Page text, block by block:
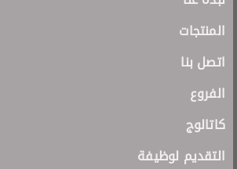
المنتجات
اتصل بنا
الفروع
كاتالوج
التقديم لوظيفة